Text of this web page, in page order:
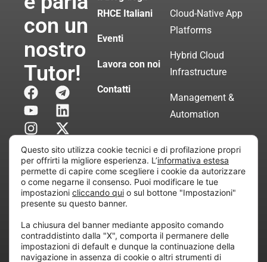
con un
nostro
Tutor!
RHCE Italiani
Eventi
Lavora con noi
Contatti
Cloud-Native App
Platforms
Hybrid Cloud
Infrastructure
Management &
Automation
Servizi di
Consulenza
Certificata
all’attività di direzione e coordinamento di “Project
Informatica”
REA: MI – 194005, P. IVA / CF 07165600961 – All
Questo sito utilizza cookie tecnici e di profilazione propri
per offrirti la migliore esperienza. L’informativa estesa
permette di capire come scegliere i cookie da autorizzare
o come negarne il consenso. Puoi modificare le tue
impostazioni cliccando qui o sul bottone "Impostazioni"
presente su questo banner.
La chiusura del banner mediante apposito comando
contraddistinto dalla "X", comporta il permanere delle
impostazioni di default e dunque la continuazione della
navigazione in assenza di cookie o altri strumenti di